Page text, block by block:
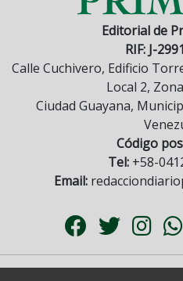
Editorial de
RIF: J-
Calle Cuchivero, Edificio
Local 2,
Ciudad Guayana,
Código
Tel:+58-
Email: